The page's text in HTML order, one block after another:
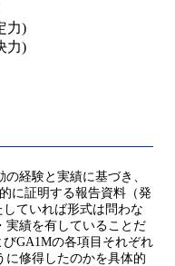
力)
力)
経験と実績に基づき、
に証明する報告資料（発
ていれば形式は問わな
実績を有していることだ
GA1Mの各項目それぞれ
に修得したのかを具体的